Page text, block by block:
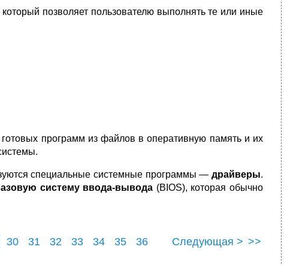
который позволяет пользователю выполнять те или иные
программ из файлов в оперативную память и их
специальные системные программы — драйверы.
систему ввода-вывода (BIOS), которая обычно
30 31 32 33 34 35
36
Следующая > >>